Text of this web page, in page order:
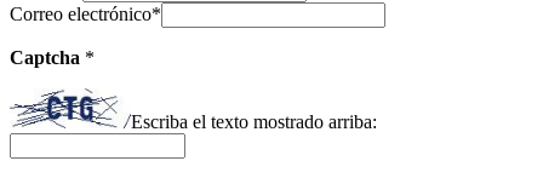
Correo electrónico*
Captcha *
Escriba el texto mostrado arriba: